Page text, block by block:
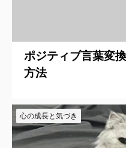
ポジティブ言葉変
方法
心の成長と気づき